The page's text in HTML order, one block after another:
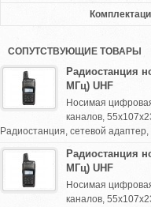
СОПУТСТВУЮЩИЕ ТОВАРЫ
Радиостанция
МГц) UHF
Носимая
каналов,
Радиостанция, сетевой
Радиостанция
МГц) UHF
Носимая
каналов,